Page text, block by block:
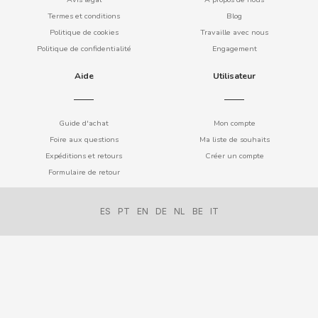
DUBBLE BUBBLE
DULCESOL
Termes et conditions
Politique de cookies
Politique de confidentialité
Blog
Travaille avec nous
Engagement
Aide
Guide d'achat
Foire aux questions
Expéditions et retours
Formulaire de retour
Utilisateur
Mon compte
Ma liste de souhaits
Créer un compte
ES PT EN DE NL BE IT